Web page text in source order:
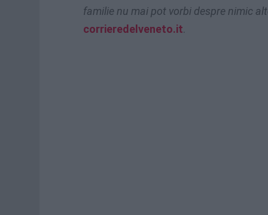
familie nu mai pot vorbi despre nimic
corrieredelveneto.it.